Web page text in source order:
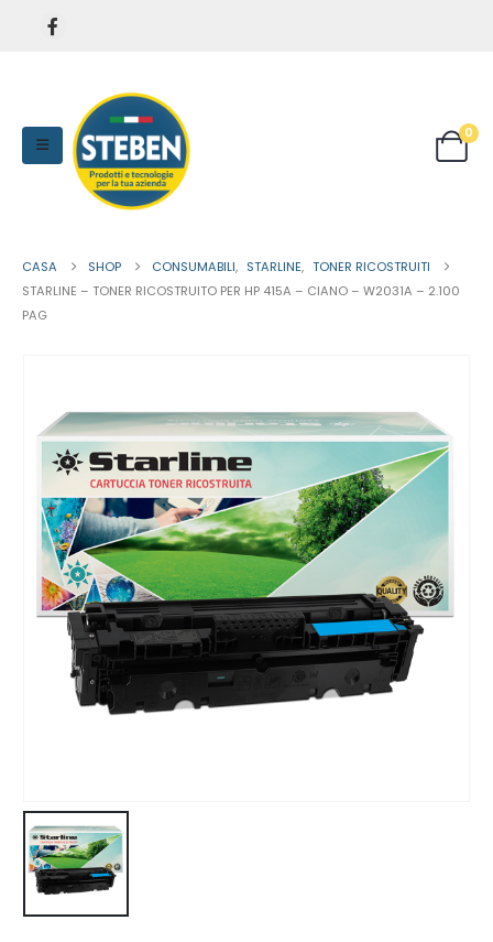
0
CASA SHOP CONSUMABILI, STARLINE, TONER RICOSTRUITI
STARLINE – TONER RICOSTRUITO PER HP 415A – CIANO – W2031A – 2.100
PAG